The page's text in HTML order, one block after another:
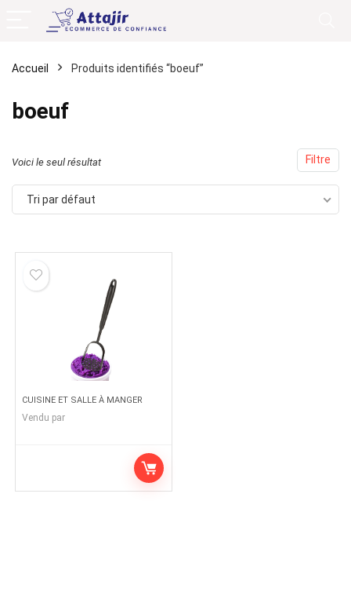
Accueil Produits identifiés “boeuf”
boeuf
Filtre
Voici le seul résultat
Tri par défaut
CUISINE ET SALLE À MANGER
Vendu par